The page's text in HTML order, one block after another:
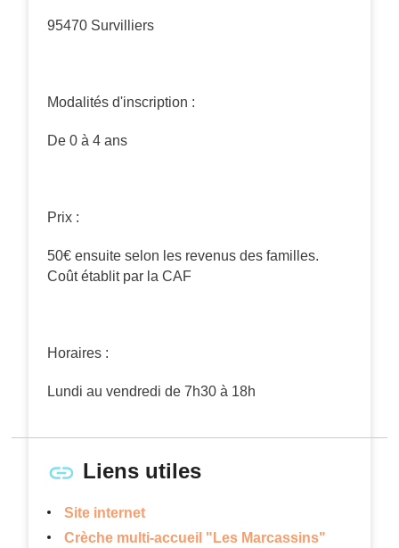
95470 Survilliers
Modalités d'inscription :
De 0 à 4 ans
Prix :
50€ ensuite selon les revenus des familles.
Coût établit par la CAF
Horaires :
Lundi au vendredi de 7h30 à 18h
Liens utiles
Site internet
Crèche multi-accueil "Les Marcassins"